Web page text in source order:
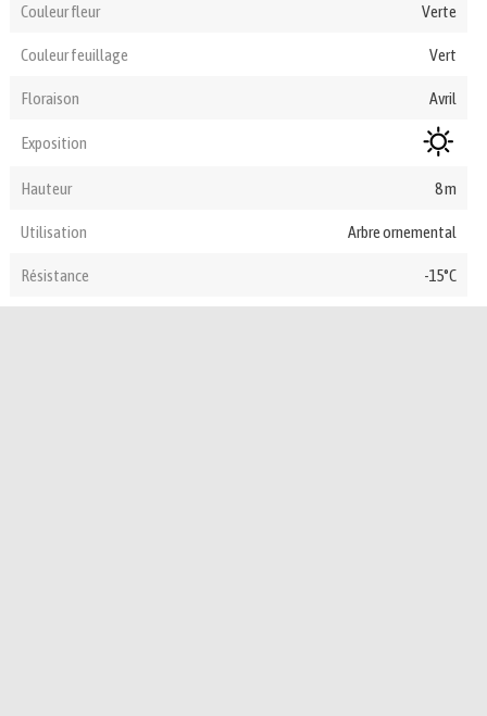
Couleur fleur Verte
Couleur feuillage Vert
Floraison Avril
Exposition
Hauteur 8 m
Utilisation Arbre ornemental
Résistance -15°C